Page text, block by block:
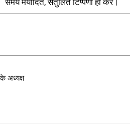
अध्यक्ष